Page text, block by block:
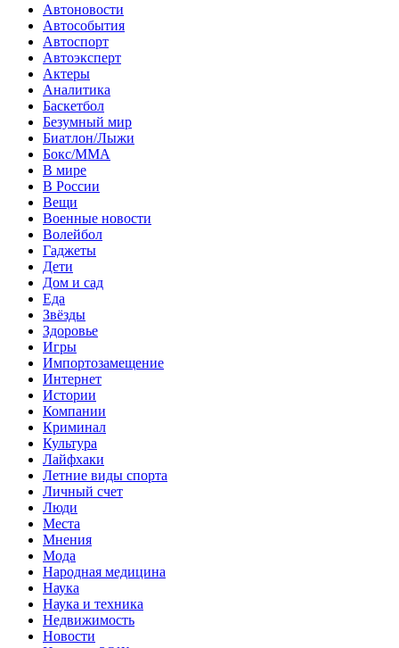
Автоновости
Автособытия
Автоспорт
Автоэксперт
Актеры
Аналитика
Баскетбол
Безумный мир
Биатлон/Лыжи
Бокс/MMA
В мире
В России
Вещи
Военные новости
Волейбол
Гаджеты
Дети
Дом и сад
Еда
Звёзды
Здоровье
Игры
Импортозамещение
Интернет
Истории
Компании
Криминал
Культура
Лайфхаки
Летние виды спорта
Личный счет
Люди
Места
Мнения
Мода
Народная медицина
Наука
Наука и техника
Недвижимость
Новости